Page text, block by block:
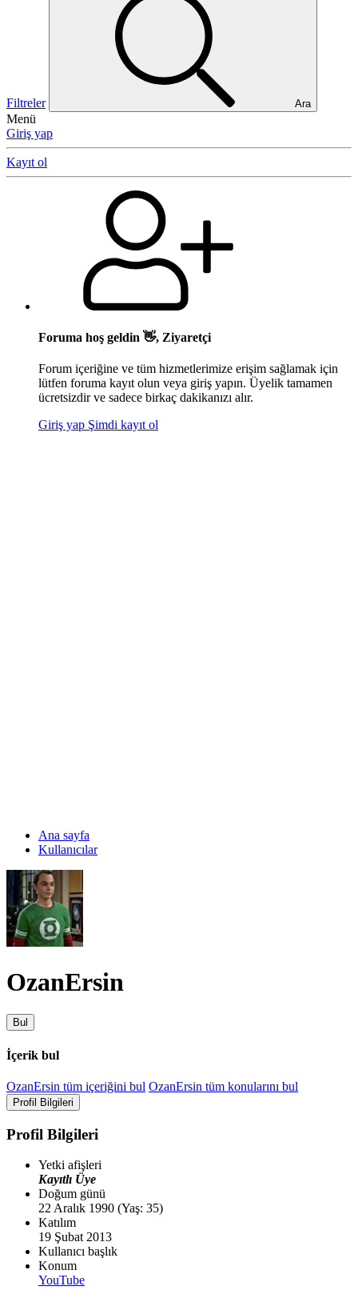
Filtreler Ara
Menü
Giriş yap
Kayıt ol
Foruma hoş geldin 👋, Ziyaretçi
Forum içeriğine ve tüm hizmetlerimize erişim sağlamak için
lütfen foruma kayıt olun veya giriş yapın. Üyelik tamamen
ücretsizdir ve sadece birkaç dakikanızı alır.
Giriş yap Şimdi kayıt ol
Ana sayfa
Kullanıcılar
OzanErsin
Bul
İçerik bul
OzanErsin tüm içeriğini bul OzanErsin tüm konularını bul
Profil Bilgileri
Profil Bilgileri
Yetki afişleri
Kayıtlı Üye
Doğum günü
22 Aralık 1990 (Yaş: 35)
Katılım
19 Şubat 2013
Kullanıcı başlık
Konum
YouTube